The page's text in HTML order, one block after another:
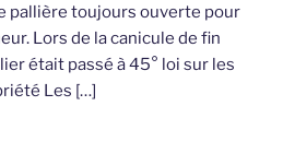
pallière toujours ouverte pour
Lors de la canicule de fin
était passé à 45° loi sur les
Les […]